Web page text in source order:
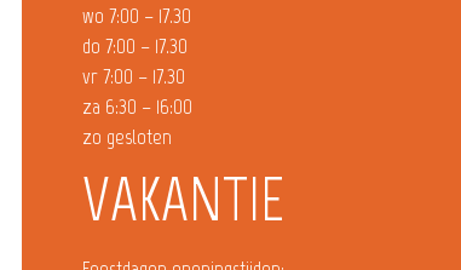
wo 7:00 – 17.30
do 7:00 – 17.30
vr 7:00 – 17.30
za 6:30 – 16:00
zo gesloten
VAKANTIE